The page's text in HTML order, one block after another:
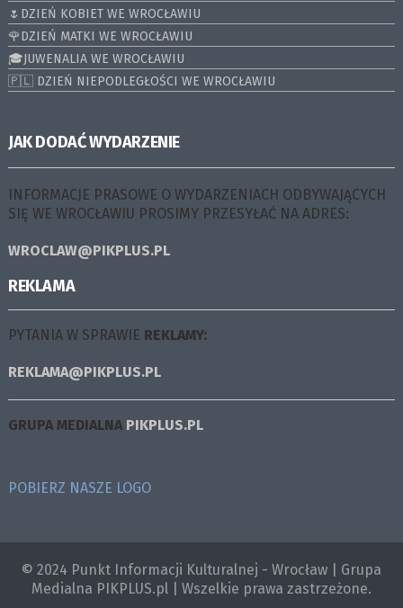
🌷DZIEŃ KOBIET WE WROCŁAWIU
🌹DZIEŃ MATKI WE WROCŁAWIU
🎓JUWENALIA WE WROCŁAWIU
🇵🇱 DZIEŃ NIEPODLEGŁOŚCI WE WROCŁAWIU
JAK DODAĆ WYDARZENIE
INFORMACJE PRASOWE O WYDARZENIACH ODBYWAJĄCYCH
SIĘ WE WROCŁAWIU PROSIMY PRZESYŁAĆ NA ADRES:
WROCLAW@PIKPLUS.PL
REKLAMA
PYTANIA W SPRAWIE REKLAMY:
REKLAMA@PIKPLUS.PL
GRUPA MEDIALNA PIKPLUS.PL
POBIERZ NASZE LOGO
© 2024 Punkt Informacji Kulturalnej - Wrocław | Grupa
Medialna PIKPLUS.pl | Wszelkie prawa zastrzeżone.